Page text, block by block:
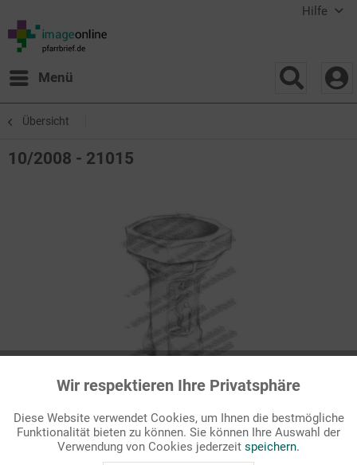
Hilfe
Menü
Übersicht
10/2008 - 21015
Passende Stichworte
Bibel, Taufe
Funktionale Aktiv
Marketing Inaktiv
Wir respektieren Ihre Privatsphäre
Diese Website verwendet Cookies, um Ihnen die bestmögliche
Funktionalität bieten zu können. Sie können Ihre Auswahl der
Verwendung von Cookies jederzeit speichern.